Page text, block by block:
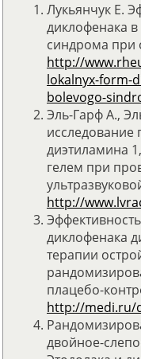
Лукьянчук Е.
диклофенака
синдрома при
http://
lokalnyx-form-
bolevogo-
Эль-Гарф А.,
исследование
диэтиламина
гелем при
http://
диклофенака
терапии
плацебо-
http://medi.ru/
двойное-